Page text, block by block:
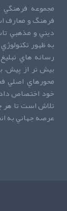
مجموعه فرهنگي
فرهنگ و معارف
ديني و مذهبي
به ظهور
رسانه هاي
بيش تر از
محورهاي اصلي
خود اختصاص
تلاش است تا هر
عرصه جهاني به